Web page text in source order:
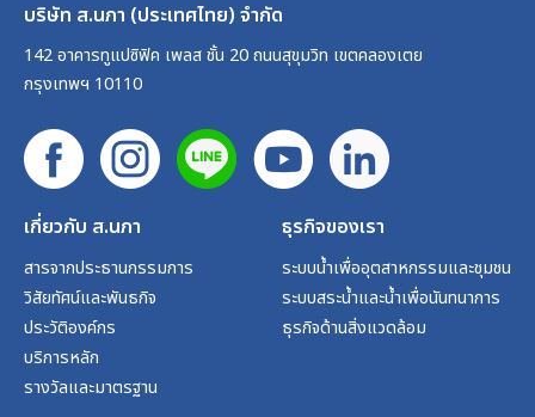
บริษัท ส.นภา (ประเทศไทย) จำกัด
142 อาคารทูแปซิฟิค เพลส ชั้น 20 ถนนสุขุมวิท เขตคลองเตย
กรุงเทพฯ 10110
เกี่ยวกับ ส.นภา
สารจากประธานกรรมการ
วิสัยทัศน์และพันธกิจ
ประวัติองค์กร
บริการหลัก
รางวัลและมาตรฐาน
ธุรกิจของเรา
ระบบน้ำเพื่ออุตสาหกรรมและชุมชน
ระบบสระน้ำและน้ำเพื่อนันทนาการ
ธุรกิจด้านสิ่งแวดล้อม